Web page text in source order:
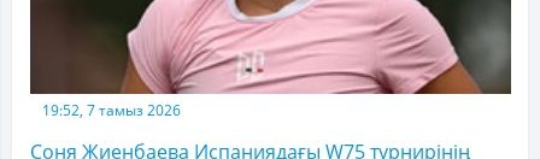
19:52, 7 тамыз 2026
Соня Жиенбаева Испаниядағы W75 турнирінің